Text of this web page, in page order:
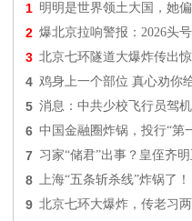
1 明明是世界领土大国，她
2 爆北京拉响警报：2026头
3 北京七环隧道大爆炸传出
4 鸡身上一个部位 真心劝你
5 消息：中共少校飞行员驾
6 中国金融圈炸锅，投行“第
7 习家“储君”出事？皇侄齐
8 上海“五条斩杀线”炸锅了！
9 北京七环大爆炸，传老习